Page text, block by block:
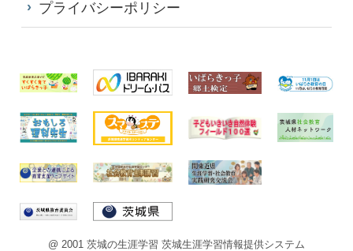
プライバシーポリシー
@ 2001 茨城の生涯学習 茨城生涯学習情報提供システム